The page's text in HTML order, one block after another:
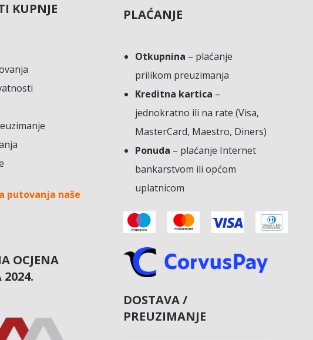
KUPNJE
putovanja naše
OCJENA
2024.
PLAĆANJE
Otkupnina – plaćanje
prilikom preuzimanja
Kreditna kartica –
jednokratno ili na rate (Visa,
MasterCard, Maestro, Diners)
Ponuda – plaćanje Internet
bankarstvom ili općom
uplatnicom
DOSTAVA /
PREUZIMANJE